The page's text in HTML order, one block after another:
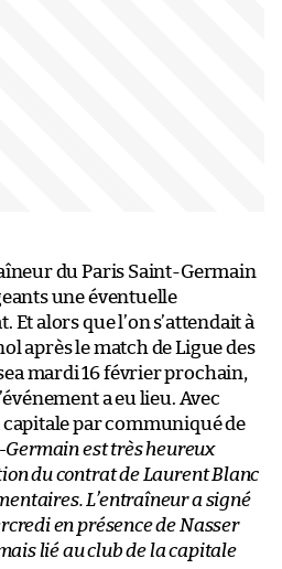
du Paris Saint-Germain
une éventuelle
alors que l’on s’attendait à
après le match de Ligue des
mardi 16 février prochain,
a eu lieu. Avec
capitale par communiqué de
Germain est très heureux
du contrat de Laurent Blanc
L’entraîneur a signé
en présence de Nasser
lié au club de la capitale